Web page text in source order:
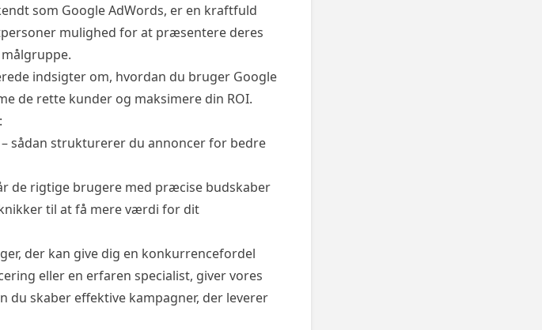
som Google AdWords, er en kraftfuld
mulighed for at præsentere deres
indsigter om, hvordan du bruger Google
de rette kunder og maksimere din ROI.
– sådan strukturerer du annoncer for bedre
de rigtige brugere med præcise budskaber
til at få mere værdi for dit
der kan give dig en konkurrencefordel
eller en erfaren specialist, giver vores
du skaber effektive kampagner, der leverer